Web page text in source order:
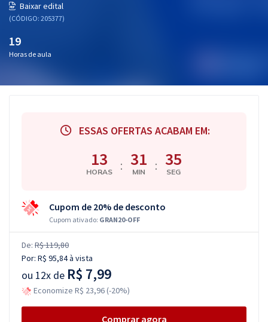
Atendimento
Baixar edital
(CÓDIGO: 205377)
19
Horas de aula
ESSAS OFERTAS ACABAM EM:
13
HORAS : 31
MIN : 34
SEG
Cupom de 20% de desconto
Cupom ativado: GRAN20-OFF
De: R$ 119,80
Por: R$ 95,84à vista
ou 12x de R$ 7,99
Economize R$ 23,96 (-20%)
Comprar agora